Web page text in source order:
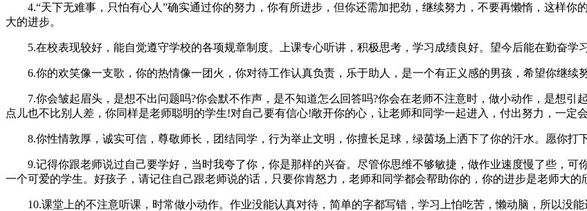
4.“天下无难事，只怕有心人”确实通过你的努力，你有所进步，但你还需加把劲，继续努力，不要再懒惰，这样你
大的进步。
5.在校表现较好，能自觉遵守学校的各项规章制度。上课专心听讲，积极思考，学习成绩良好。望今后能在勤奋学
6.你的欢笑像一支歌，你的热情像一团火，你对待工作认真负责，乐于助人，是一个有正义感的男孩，希望你继续
7.你会皱起眉头，是想不出问题吗?你会默不作声，是不知道怎么回答吗?你会在老师不注意时，做小动作，是想引
点儿也不比别人差，你同样是老师聪明的学生!对自己要有信心!敞开你的心，让老师和同学一起进入，付出努力，一定
8.你性情敦厚，诚实可信，尊敬师长，团结同学，行为举止文明，你擅长足球，绿茵场上洒下了你的汗水。愿你打
9.记得你跟老师说过自己要学好，当时我夸了你，你是那样的兴奋。尽管你思维不够敏捷，做作业速度慢了些，可
一个可爱的学生。好孩子，请记住自己跟老师说的话，只要你肯怒力，老师和同学都会帮助你的，你的进步是老师大的
10.课堂上的不注意听课，时常做小动作。作业没能认真对待，简单的字都写错，学习上怕吃苦，懒动脑，所以没